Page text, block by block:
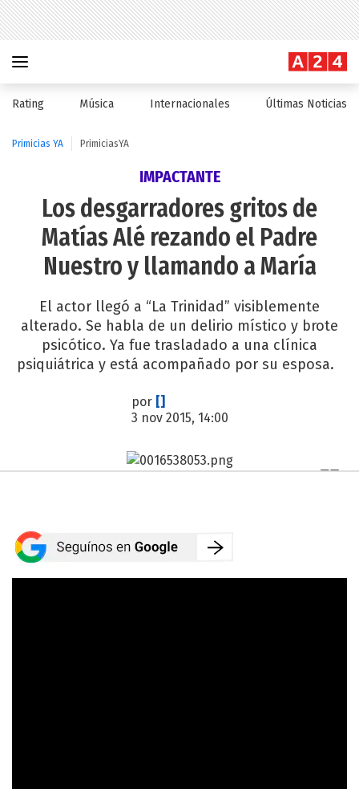
Rating Música Internacionales Últimas Noticias
Primicias YA PrimiciasYA
IMPACTANTE
Los desgarradores gritos de
Matías Alé rezando el Padre
Nuestro y llamando a María
El actor llegó a “La Trinidad” visiblemente
alterado. Se habla de un delirio místico y brote
psicótico. Ya fue trasladado a una clínica
psiquiátrica y está acompañado por su esposa.
por []
3 nov 2015, 14:00